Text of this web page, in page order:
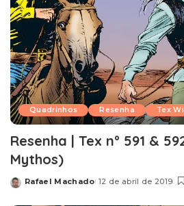
Quadrinhos Resenha Tex
Resenha | Tex nº 591 &
Mythos)
Posted
Rafael Machado 12 de abril de 2019